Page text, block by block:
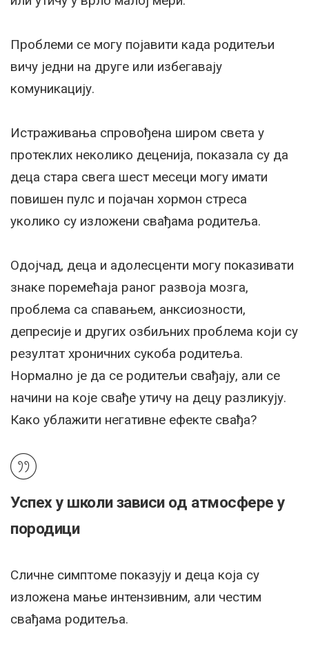
Проблеми се могу појавити када родитељи
вичу једни на друге или избегавају
комуникацију.
Истраживања спровођена широм света у
протеклих неколико деценија, показала су да
деца стара свега шест месеци могу имати
повишен пулс и појачан хормон стреса
уколико су изложени свађама родитеља.
Одојчад, деца и адолесценти могу показивати
знаке поремећаја раног развоја мозга,
проблема са спавањем, анксиозности,
депресије и других озбиљних проблема који су
резултат хроничних сукоба родитеља.
Нормално је да се родитељи свађају, али се
начини на које свађе утичу на децу разликују.
Како ублажити негативне ефекте свађа?
Успех у школи зависи од атмосфере у
породици
Сличне симптоме показују и деца која су
изложена мање интензивним, али честим
свађама родитеља.